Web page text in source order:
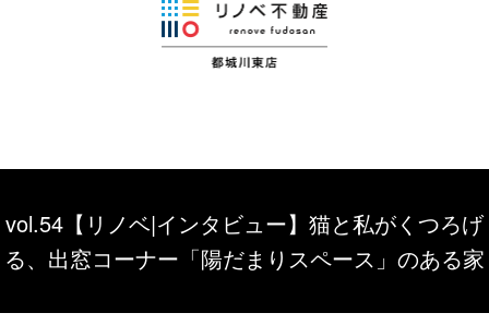
vol.54【リノベ|インタビュー】猫と私がくつろげ
る、出窓コーナー「陽だまりスペース」のある家